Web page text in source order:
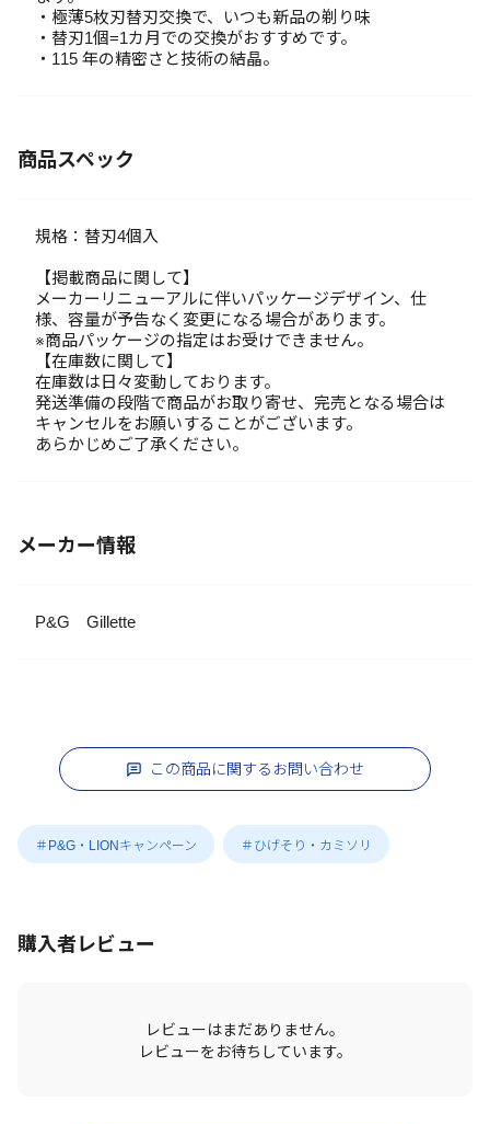
・極薄5枚刃替刃交換で、いつも新品の剃り味
・替刃1個=1カ月での交換がおすすめです。
・115 年の精密さと技術の結晶。
商品スペック
規格：替刃4個入
【掲載商品に関して】
メーカーリニューアルに伴いパッケージデザイン、仕
様、容量が予告なく変更になる場合があります。
※商品パッケージの指定はお受けできません。
【在庫数に関して】
在庫数は日々変動しております。
発送準備の段階で商品がお取り寄せ、完売となる場合は
キャンセルをお願いすることがございます。
あらかじめご了承ください。
メーカー情報
P&G Gillette
この商品に関するお問い合わせ
＃P&G・LIONキャンペーン ＃ひげそり・カミソリ
購入者レビュー
レビューはまだありません。
レビューをお待ちしています。